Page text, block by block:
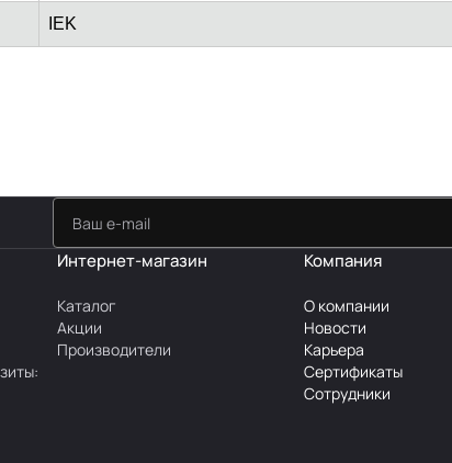
IEK
Интернет-магазин
Каталог
Акции
Производители
Компания
О компании
Новости
Карьера
Сертификаты
Сотрудники